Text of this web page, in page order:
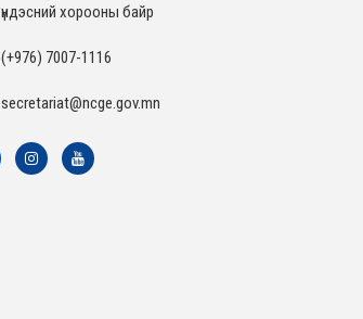
үндэсний хорооны байр
(+976) 7007-1116
secretariat@ncge.gov.mn